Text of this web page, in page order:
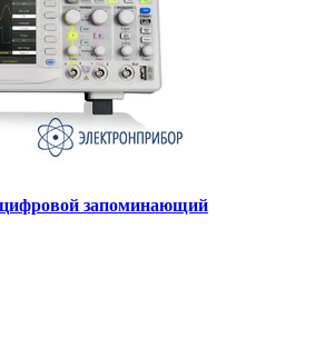
запоминающий